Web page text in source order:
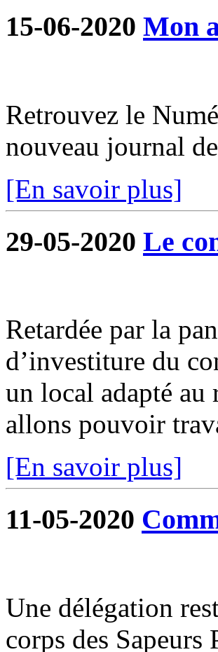
15-06-2020 Mon
Retrouvez le
nouveau journal
[En savoir plus]
29-05-2020 Le
Retardée par la
d’investiture du
un local adapté au
allons pouvoir
[En savoir plus]
11-05-2020
Une délégation
corps des Sapeurs